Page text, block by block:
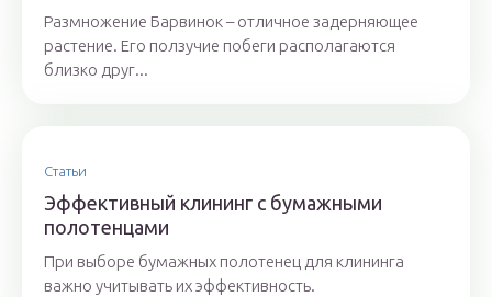
Размножение Барвинок – отличное задерняющее
растение. Его ползучие побеги располагаются
близко друг...
Статьи
Эффективный клининг с бумажными
полотенцами
При выборе бумажных полотенец для клининга
важно учитывать их эффективность.